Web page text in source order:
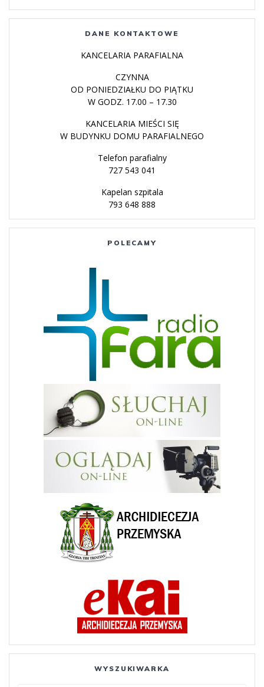
DANE KONTAKTOWE
KANCELARIA PARAFIALNA
CZYNNA
OD PONIEDZIAŁKU DO PIĄTKU
W GODZ. 17.00 – 17.30
KANCELARIA MIEŚCI SIĘ
W BUDYNKU DOMU PARAFIALNEGO
Telefon parafialny
727 543 041
Kapelan szpitala
793 648 888
POLECAMY
WYSZUKIWARKA